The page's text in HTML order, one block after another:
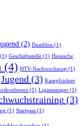
(2) Duathlon (1)
(1) Geschäftsstelle (1) Hessische
(4) HTV-Nachwuchscup (1)
Jugend (3) Kampfrichter
(1) Ligamanager (1)
(3)
(1) Startpass (1)